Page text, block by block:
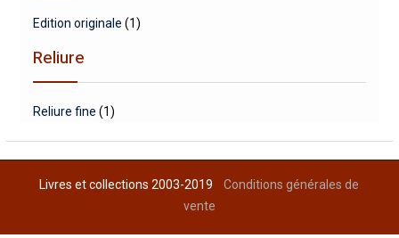
Edition originale (1)
Reliure
Reliure fine (1)
Livres et collections 2003-2019Conditions générales de
vente